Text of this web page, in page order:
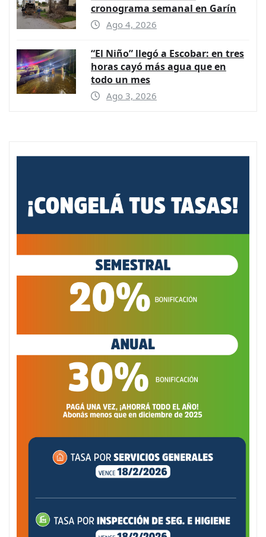
cronograma semanal en Garín
Ago 4, 2026
“El Niño” llegó a Escobar: en tres
horas cayó más agua que en
todo un mes
Ago 3, 2026